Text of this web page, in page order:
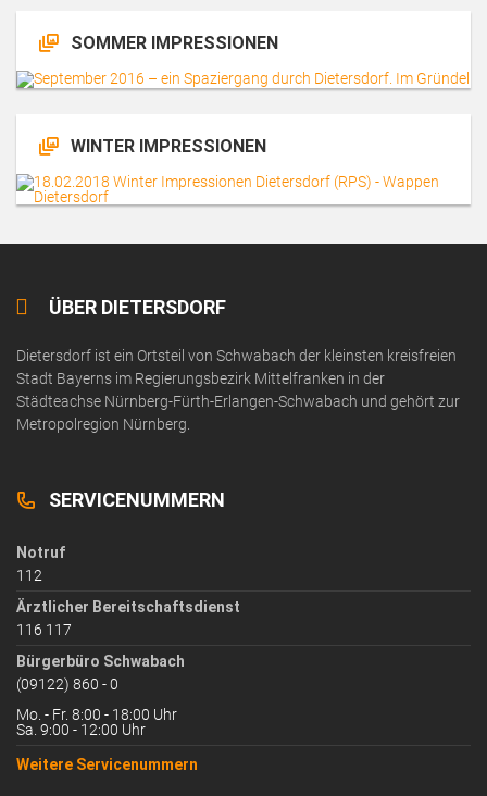
SOMMER IMPRESSIONEN
WINTER IMPRESSIONEN
ÜBER DIETERSDORF
Dietersdorf ist ein Ortsteil von Schwabach der kleinsten kreisfreien
Stadt Bayerns im Regierungsbezirk Mittelfranken in der
Städteachse Nürnberg-Fürth-Erlangen-Schwabach und gehört zur
Metropolregion Nürnberg.
SERVICENUMMERN
Notruf
112
Ärztlicher Bereitschaftsdienst
116 117
Bürgerbüro Schwabach
(09122) 860 - 0
Mo. - Fr. 8:00 - 18:00 Uhr
Sa. 9:00 - 12:00 Uhr
Weitere Servicenummern